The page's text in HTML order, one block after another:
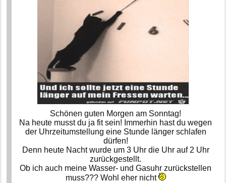
Schönen guten Morgen am Sonntag!
Na heute musst du ja fit sein! Immerhin hast du wegen
der Uhrzeitumstellung eine Stunde länger schlafen
dürfen!
Denn heute Nacht wurde um 3 Uhr die Uhr auf 2 Uhr
zurückgestellt.
Ob ich auch meine Wasser- und Gasuhr zurückstellen
muss??? Wohl eher nicht